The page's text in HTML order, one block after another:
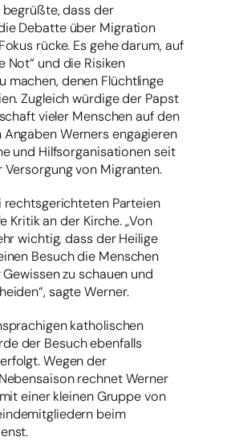
dass der
Debatte über Migration
rücke. Es gehe darum, auf
Not“ und die Risiken
machen, denen Flüchtlinge
Zugleich würdige der Papst
vieler Menschen auf den
Angaben Werners engagieren
und Hilfsorganisationen seit
Versorgung von Migranten.
rechtsgerichteten Parteien
Kritik an der Kirche. „Von
wichtig, dass der Heilige
Besuch die Menschen
zu schauen und
sagte Werner.
katholischen
der Besuch ebenfalls
Wegen der
rechnet Werner
einer kleinen Gruppe von
beim